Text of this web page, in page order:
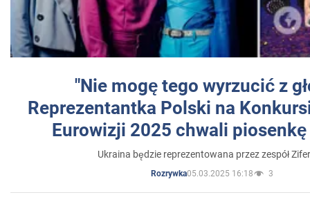
"Nie mogę tego wyrzucić z
Reprezentantka Polski na
Eurowizji 2025 chwali
Ukraina będzie reprezentowana przez zespół
Rozrywka05.03.2025 16:18 3